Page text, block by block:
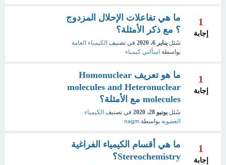
1
إجابة
ما هي تفاعلات الإحلال المزدوج
؟ مع ذكر الأمثلة؟
سُئل يناير 6، 2020 في تصنيف الكيمياء العامة
بواسطة اسألني كيمياء
1
إجابة
ما هو تعريف Homonuclear
molecules and Heteronuclear
molecules مع الأمثلة؟
سُئل يونيو 28، 2020 في تصنيف الكيمياء
العضوية بواسطة nagm
1
إجابة
ما هي أقسام الكيمياء الفراغية
Stereochemistry؟